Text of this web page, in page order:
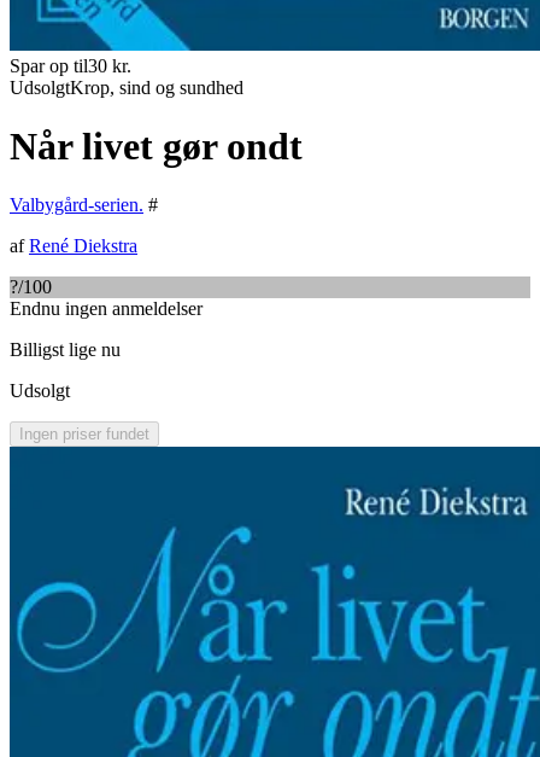
Spar op til30 kr.
UdsolgtKrop, sind og sundhed
Når livet gør ondt
Valbygård-serien. #
afRené Diekstra
?/100
Endnu ingen anmeldelser
Billigst lige nu
Udsolgt
Ingen priser fundet